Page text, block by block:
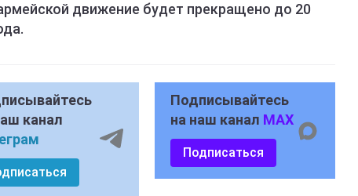
движение будет прекращено до 20
канал
Подписывайтесь
на наш канал MAX
Подписаться